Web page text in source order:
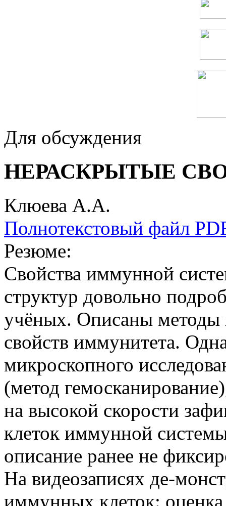
Для обсуждения
НЕРАСКРЫТЫЕ
Клюева А.А.
Полнотекстовый файл
Резюме:
Свойства иммунной
структур довольно
учёных. Описаны методы
свойств иммунитета.
микроскопного
(метод
на высокой скорости
клеток иммунной
описание ранее не
На видеозаписях де-
иммунных клеток: оценка